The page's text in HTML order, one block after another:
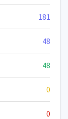
181
48
48
0
0